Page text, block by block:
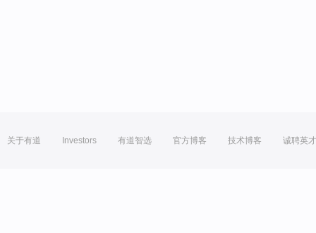
关于有道 Investors 有道智选 官方博客 技术博客 诚聘英才